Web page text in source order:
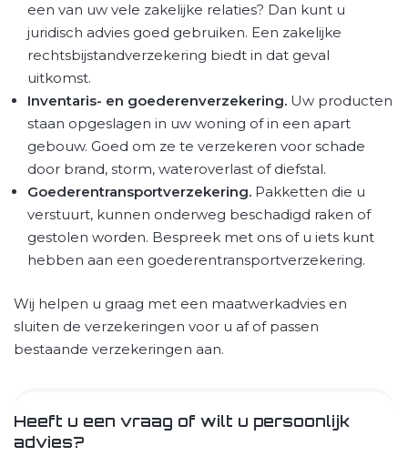
een van uw vele zakelijke relaties? Dan kunt u
juridisch advies goed gebruiken. Een zakelijke
rechtsbijstandverzekering biedt in dat geval
uitkomst.
Inventaris- en goederenverzekering. Uw producten
staan opgeslagen in uw woning of in een apart
gebouw. Goed om ze te verzekeren voor schade
door brand, storm, wateroverlast of diefstal.
Goederentransportverzekering. Pakketten die u
verstuurt, kunnen onderweg beschadigd raken of
gestolen worden. Bespreek met ons of u iets kunt
hebben aan een goederentransportverzekering.
Wij helpen u graag met een maatwerkadvies en
sluiten de verzekeringen voor u af of passen
bestaande verzekeringen aan.
Heeft u een vraag of wilt u persoonlijk
advies?